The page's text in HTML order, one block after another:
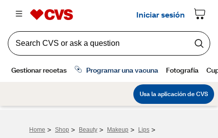
Home > Shop > Beauty > Makeup > Lips >